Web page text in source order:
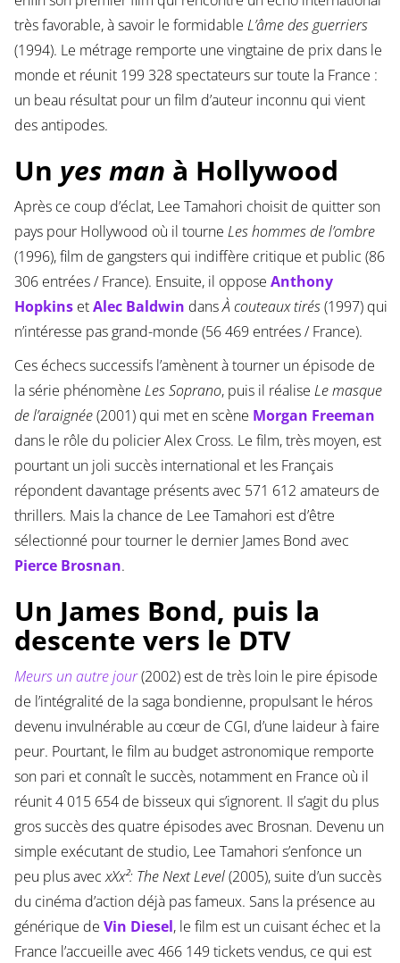
très favorable, à savoir le formidable L’âme des guerriers
(1994). Le métrage remporte une vingtaine de prix dans le
monde et réunit 199 328 spectateurs sur toute la France :
un beau résultat pour un film d’auteur inconnu qui vient
des antipodes.
Un yes man à Hollywood
Après ce coup d’éclat, Lee Tamahori choisit de quitter son
pays pour Hollywood où il tourne Les hommes de l’ombre
(1996), film de gangsters qui indiffère critique et public (86
306 entrées / France). Ensuite, il oppose Anthony
HopkinsetAlec Baldwin dansÀ couteaux tirés(1997) qui
n’intéresse pas grand-monde (56 469 entrées / France).
Ces échecs successifs l’amènent à tourner un épisode de
la série phénomène Les Soprano, puis il réalise Le masque
de l’araignée(2001) qui met en scène Morgan Freeman
dans le rôle du policier Alex Cross. Le film, très moyen, est
pourtant un joli succès international et les Français
répondent davantage présents avec 571 612 amateurs de
thrillers. Mais la chance de Lee Tamahori est d’être
sélectionné pour tourner le dernier James Bond avec
Pierce Brosnan.
Un James Bond, puis la
descente vers le DTV
Meurs un autre jour(2002) est de très loin le pire épisode
de l’intégralité de la saga bondienne, propulsant le héros
devenu invulnérable au cœur de CGI, d’une laideur à faire
peur. Pourtant, le film au budget astronomique remporte
son pari et connaît le succès, notamment en France où il
réunit 4 015 654 de bisseux qui s’ignorent. Il s’agit du plus
gros succès des quatre épisodes avec Brosnan. Devenu un
simple exécutant de studio, Lee Tamahori s’enfonce un
peu plus avecxXx²: The Next Level(2005), suite d’un succès
du cinéma d’action déjà pas fameux. Sans la présence au
générique de Vin Diesel, le film est un cuisant échec et la
France l’accueille avec 466 149 tickets vendus, ce qui est